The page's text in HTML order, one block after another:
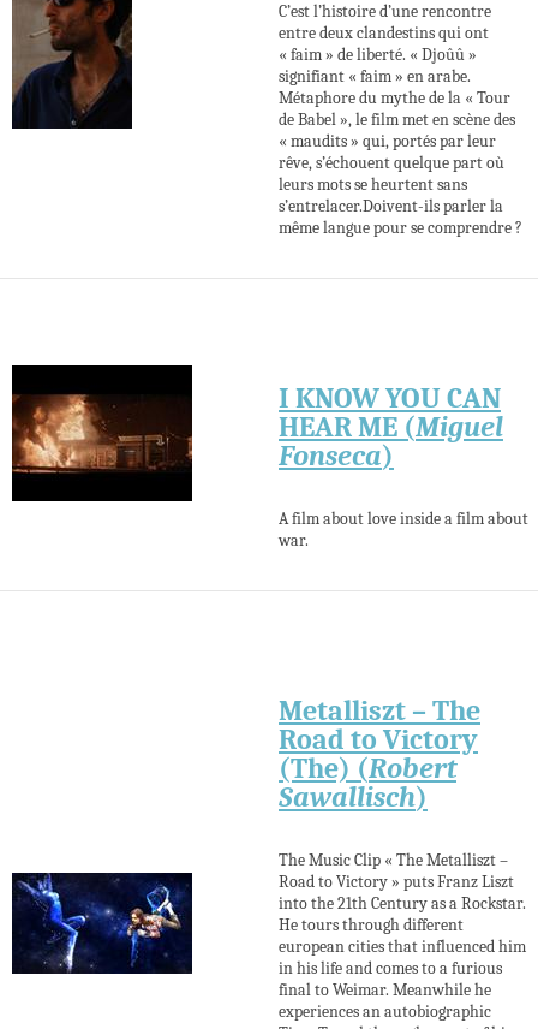
C’est l’histoire d’une rencontre
entre deux clandestins qui ont
« faim » de liberté. « Djoûû »
signifiant « faim » en arabe.
Métaphore du mythe de la « Tour
de Babel », le film met en scène des
« maudits » qui, portés par leur
rêve, s’échouent quelque part où
leurs mots se heurtent sans
s’entrelacer.Doivent-ils parler la
même langue pour se comprendre ?
I KNOW YOU CAN
HEAR ME (Miguel
Fonseca)
A film about love inside a film about
war.
Metalliszt – The
Road to Victory
(The) (Robert
Sawallisch)
The Music Clip « The Metalliszt –
Road to Victory » puts Franz Liszt
into the 21th Century as a Rockstar.
He tours through different
european cities that influenced him
in his life and comes to a furious
final to Weimar. Meanwhile he
experiences an autobiographic